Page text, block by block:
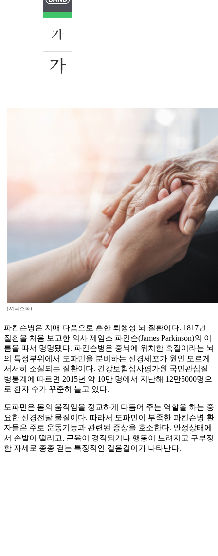
(셔터스톡)
파킨슨병은 치매 다음으로 흔한 퇴행성 뇌 질환이다. 1817년
질환을 처음 보고한 의사 제임스 파킨슨(James Parkinson)의 이
름을 따서 명명됐다. 파킨슨병은 중뇌에 위치한 흑질이라는 뇌
의 특정부위에서 도파민을 분비하는 신경세포가 원인 모르게
서서히 소실되는 질환이다. 건강보험심사평가원 국민관심질
병통계에 따르면 2015년 약 10만 명에서 지난해 12만5000명으
로 환자 수가 꾸준히 늘고 있다.
도파민은 몸의 움직임을 정교하게 다듬어 주는 역할을 하는 중
요한 신경전달 물질이다. 따라서 도파민이 부족한 파킨슨병 환
자들은 주로 운동기능과 관련된 증상을 호소한다. 안정상태에
서 손발이 떨리고, 근육이 경직되거나 행동이 느려지고 구부정
한 자세로 종종 걷는 특징적인 걸음걸이가 나타난다.